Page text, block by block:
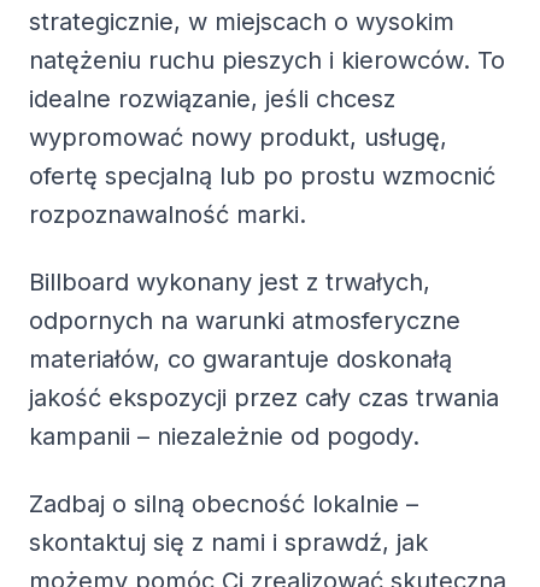
strategicznie, w miejscach o wysokim
natężeniu ruchu pieszych i kierowców. To
idealne rozwiązanie, jeśli chcesz
wypromować nowy produkt, usługę,
ofertę specjalną lub po prostu wzmocnić
rozpoznawalność marki.
Billboard wykonany jest z trwałych,
odpornych na warunki atmosferyczne
materiałów, co gwarantuje doskonałą
jakość ekspozycji przez cały czas trwania
kampanii – niezależnie od pogody.
Zadbaj o silną obecność lokalnie –
skontaktuj się z nami i sprawdź, jak
możemy pomóc Ci zrealizować skuteczną